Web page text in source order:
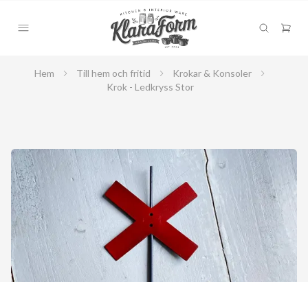
Hem Till hem och fritid
Krokar & Konsoler
Krok - Ledkryss Stor